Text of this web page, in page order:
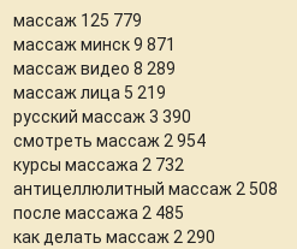
массаж 125 779
массаж минск 9 871
массаж видео 8 289
массаж лица 5 219
русский массаж 3 390
смотреть массаж 2 954
курсы массажа 2 732
антицеллюлитный массаж 2 508
после массажа 2 485
как делать массаж 2 290